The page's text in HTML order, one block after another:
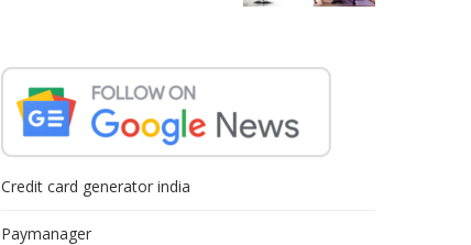
Credit card generator india
Paymanager